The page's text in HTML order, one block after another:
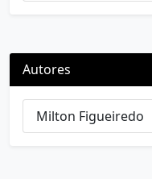
Autores
Milton Figueiredo